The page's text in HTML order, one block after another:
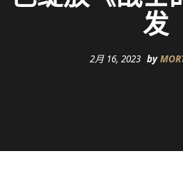
发
2月 16, 2023 by